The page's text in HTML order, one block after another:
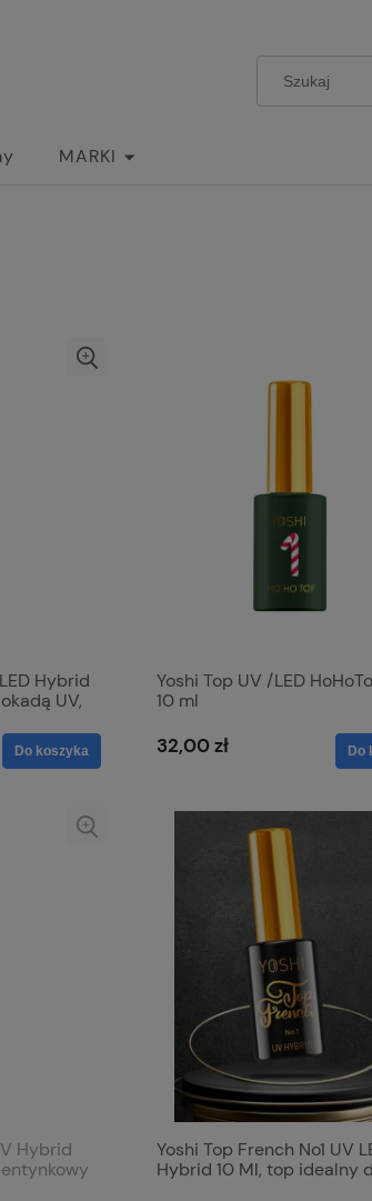
MARKI
Hybrid
UV,
Do koszyka
Yoshi Top UV /LED
10 ml
32,00 zł Do
Hybrid
Yoshi Top French No1 UV
Hybrid 10 Ml, top idealny